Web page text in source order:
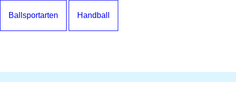
Ballsportarten Handball